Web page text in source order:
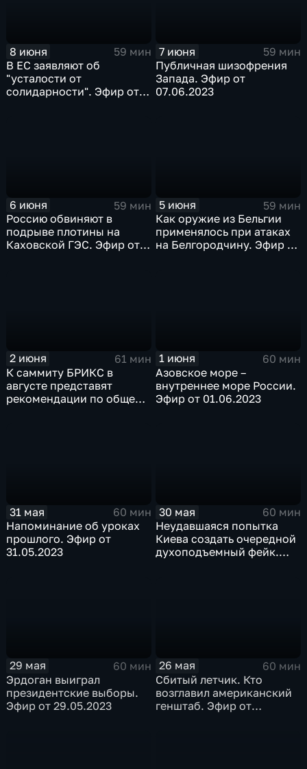
8 июня
59 мин
В ЕС заявляют об
"усталости от
солидарности". Эфир от
7 июня
59 мин
Публичная шизофрения
Запада. Эфир от
07.06.2023
6 июня
59 мин
Россию обвиняют в
подрыве плотины на
Каховской ГЭС. Эфир от
5 июня
59 мин
Как оружие из Бельгии
применялось при атаках
на Белгородчину. Эфир от
2 июня
61 мин
К саммиту БРИКС в
августе представят
рекомендации по общей
1 июня
60 мин
Азовское море –
внутреннее море России.
Эфир от 01.06.2023
31 мая
60 мин
Напоминание об уроках
прошлого. Эфир от
31.05.2023
30 мая
60 мин
Неудавшаяся попытка
Киева создать очередной
духоподъемный фейк.
29 мая
60 мин
Эрдоган выиграл
президентские выборы.
Эфир от 29.05.2023
26 мая
60 мин
Сбитый летчик. Кто
возглавил американский
генштаб. Эфир от